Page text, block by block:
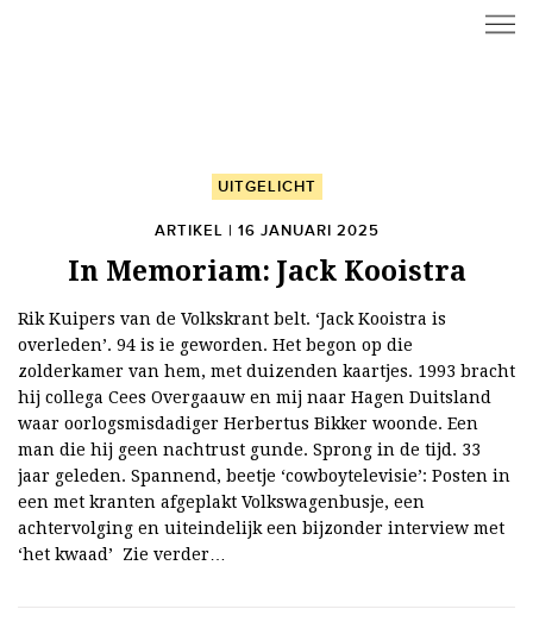
UITGELICHT
ARTIKEL | 16 JANUARI 2025
In Memoriam: Jack Kooistra
Rik Kuipers van de Volkskrant belt. ‘Jack Kooistra is
overleden’. 94 is ie geworden. Het begon op die
zolderkamer van hem, met duizenden kaartjes. 1993 bracht
hij collega Cees Overgaauw en mij naar Hagen Duitsland
waar oorlogsmisdadiger Herbertus Bikker woonde. Een
man die hij geen nachtrust gunde. Sprong in de tijd. 33
jaar geleden. Spannend, beetje ‘cowboytelevisie’: Posten in
een met kranten afgeplakt Volkswagenbusje, een
achtervolging en uiteindelijk een bijzonder interview met
‘het kwaad’ Zie verder…